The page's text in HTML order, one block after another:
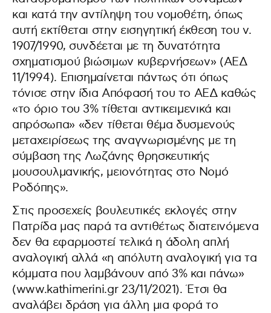
και κατά την αντίληψη του νομοθέτη, όπως
αυτή εκτίθεται στην εισηγητική έκθεση του ν.
1907/1990, συνδέεται με τη δυνατότητα
σχηματισμού βιώσιμων κυβερνήσεων» (ΑΕΔ
11/1994). Επισημαίνεται πάντως ότι όπως
τόνισε στην ίδια Απόφασή του το ΑΕΔ καθώς
«το όριο του 3% τίθεται αντικειμενικά και
απρόσωπα» «δεν τίθεται θέμα δυσμενούς
μεταχειρίσεως της αναγνωρισμένης με τη
σύμβαση της Λωζάνης θρησκευτικής
μουσουλμανικής, μειονότητας στο Νομό
Ροδόπης».
Στις προσεχείς βουλευτικές εκλογές στην
Πατρίδα μας παρά τα αντιθέτως διατεινόμενα
δεν θα εφαρμοστεί τελικά η άδολη απλή
αναλογική αλλά «η απόλυτη αναλογική για τα
κόμματα που λαμβάνουν από 3% και πάνω»
(www.kathimerini.gr 23/11/2021). Έτσι θα
αναλάβει δράση για άλλη μια φορά το